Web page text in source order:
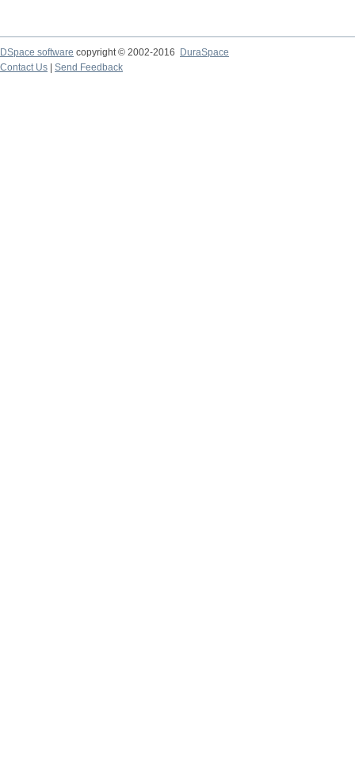
DSpace software copyright © 2002-2016
DuraSpace
Contact Us
Send Feedback